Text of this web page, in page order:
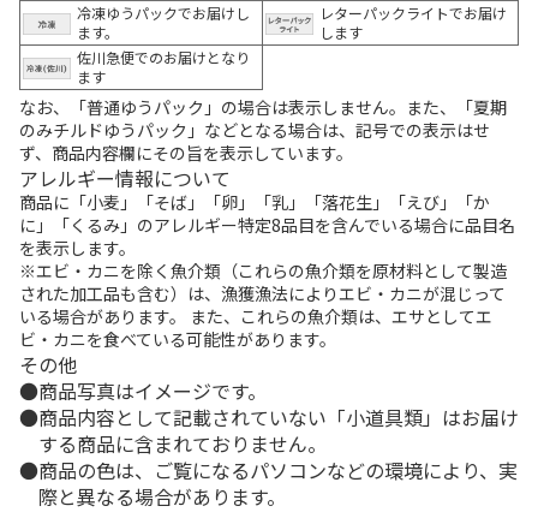
冷凍ゆうパックでお届けし
ます。
レターパックライトでお届け
します
佐川急便でのお届けとなり
ます
なお、「普通ゆうパック」の場合は表示しません。また、「夏期
のみチルドゆうパック」などとなる場合は、記号での表示はせ
ず、商品内容欄にその旨を表示しています。
アレルギー情報について
商品に「小麦」「そば」「卵」「乳」「落花生」「えび」「か
に」「くるみ」のアレルギー特定8品目を含んでいる場合に品目名
を表示します。
※エビ・カニを除く魚介類（これらの魚介類を原材料として製造
された加工品も含む）は、漁獲漁法によりエビ・カニが混じって
いる場合があります。 また、これらの魚介類は、エサとしてエ
ビ・カニを食べている可能性があります。
その他
商品写真はイメージです。
商品内容として記載されていない「小道具類」はお届け
する商品に含まれておりません。
商品の色は、ご覧になるパソコンなどの環境により、実
際と異なる場合があります。